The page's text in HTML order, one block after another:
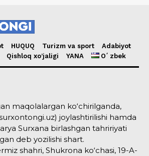
HUQUQ Turizm va sport
Adabiyot
Qishloq xo’jaligi YANA Oʻzbek
maqolalargan ko‘chirilganda,
joylashtirilishi hamda
Surxana birlashgan tahririyati
deb yozilishi shart.
shahri, Shukrona ko‘chasi, 19-A-